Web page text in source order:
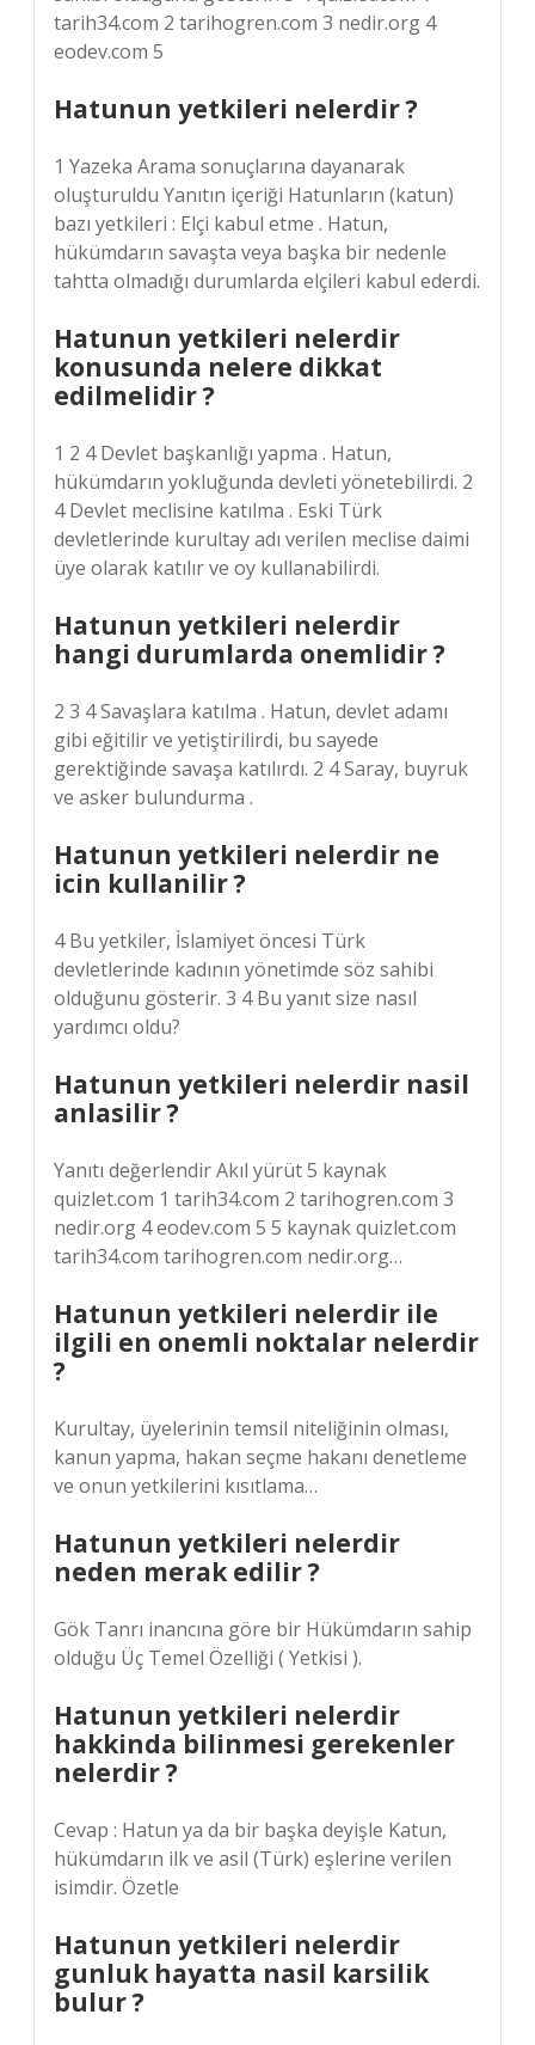
tarih34.com 2 tarihogren.com 3 nedir.org 4
eodev.com 5
Hatunun yetkileri nelerdir ?
1 Yazeka Arama sonuçlarına dayanarak
oluşturuldu Yanıtın içeriği Hatunların (katun)
bazı yetkileri : Elçi kabul etme . Hatun,
hükümdarın savaşta veya başka bir nedenle
tahtta olmadığı durumlarda elçileri kabul ederdi.
Hatunun yetkileri nelerdir
konusunda nelere dikkat
edilmelidir ?
1 2 4 Devlet başkanlığı yapma . Hatun,
hükümdarın yokluğunda devleti yönetebilirdi. 2
4 Devlet meclisine katılma . Eski Türk
devletlerinde kurultay adı verilen meclise daimi
üye olarak katılır ve oy kullanabilirdi.
Hatunun yetkileri nelerdir
hangi durumlarda onemlidir ?
2 3 4 Savaşlara katılma . Hatun, devlet adamı
gibi eğitilir ve yetiştirilirdi, bu sayede
gerektiğinde savaşa katılırdı. 2 4 Saray, buyruk
ve asker bulundurma .
Hatunun yetkileri nelerdir ne
icin kullanilir ?
4 Bu yetkiler, İslamiyet öncesi Türk
devletlerinde kadının yönetimde söz sahibi
olduğunu gösterir. 3 4 Bu yanıt size nasıl
yardımcı oldu?
Hatunun yetkileri nelerdir nasil
anlasilir ?
Yanıtı değerlendir Akıl yürüt 5 kaynak
quizlet.com 1 tarih34.com 2 tarihogren.com 3
nedir.org 4 eodev.com 5 5 kaynak quizlet.com
tarih34.com tarihogren.com nedir.org…
Hatunun yetkileri nelerdir ile
ilgili en onemli noktalar nelerdir
?
Kurultay, üyelerinin temsil niteliğinin olması,
kanun yapma, hakan seçme hakanı denetleme
ve onun yetkilerini kısıtlama…
Hatunun yetkileri nelerdir
neden merak edilir ?
Gök Tanrı inancına göre bir Hükümdarın sahip
olduğu Üç Temel Özelliği ( Yetkisi ).
Hatunun yetkileri nelerdir
hakkinda bilinmesi gerekenler
nelerdir ?
Cevap : Hatun ya da bir başka deyişle Katun,
hükümdarın ilk ve asil (Türk) eşlerine verilen
isimdir. Özetle
Hatunun yetkileri nelerdir
gunluk hayatta nasil karsilik
bulur ?